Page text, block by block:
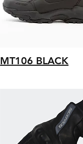
MT106 BLACK